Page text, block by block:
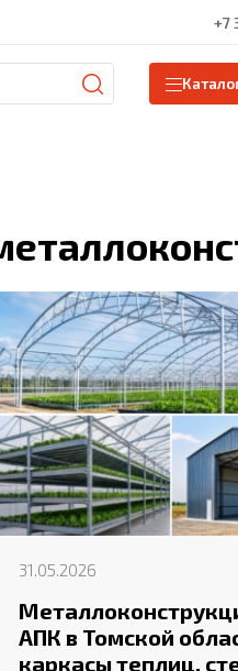
+7
31.05.2026
АПК в Томской
каркасы теплиц,